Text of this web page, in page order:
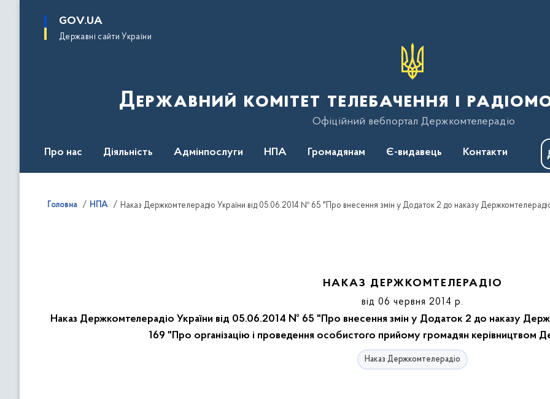
основного
GOV.UA
Державні сайти України
Державний комітет телебачення і
Офіційний вебпортал Держкомтелерадіо
Про нас Діяльність Адмінпослуги НПА Громадянам Є-видавець Контакти
Головна НПА
НАКАЗ ДЕРЖКОМТЕЛЕРАДІО
від 06 червня 2014 р.
Наказ Держкомтелерадіо України від 05.06.2014 № 65 "Про внесення змін у Додаток 2 до наказу
169 "Про організацію і проведення особистого прийому громадян керівництвом
Наказ Держкомтелерадіо